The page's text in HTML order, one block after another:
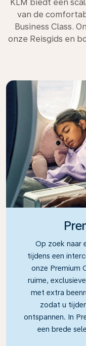
KLM biedt een
van de
Business Class.
onze Reisgids en
Op zoek naar
tijdens een
onze Premium
ruime,
met extra
zodat u
ontspannen. In
een brede